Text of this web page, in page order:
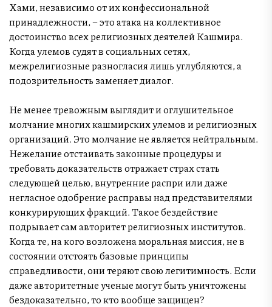
Хами, независимо от их конфессиональной
принадлежности, – это атака на коллективное
достоинство всех религиозных деятелей Кашмира.
Когда улемов судят в социальных сетях,
межрелигиозные разногласия лишь углубляются, а
подозрительность заменяет диалог.
Не менее тревожным выглядит и оглушительное
молчание многих кашмирских улемов и религиозных
организаций. Это молчание не является нейтральным.
Нежелание отстаивать законные процедуры и
требовать доказательств отражает страх стать
следующей целью, внутренние распри или даже
негласное одобрение расправы над представителями
конкурирующих фракций. Такое бездействие
подрывает сам авторитет религиозных институтов.
Когда те, на кого возложена моральная миссия, не в
состоянии отстоять базовые принципы
справедливости, они теряют свою легитимность. Если
даже авторитетные ученые могут быть уничтожены
бездоказательно, то кто вообще защищен?